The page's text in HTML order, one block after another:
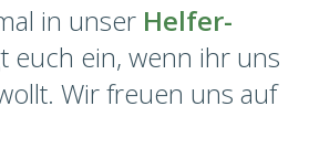
in unser Helfer-
euch ein, wenn ihr uns
Wir freuen uns auf